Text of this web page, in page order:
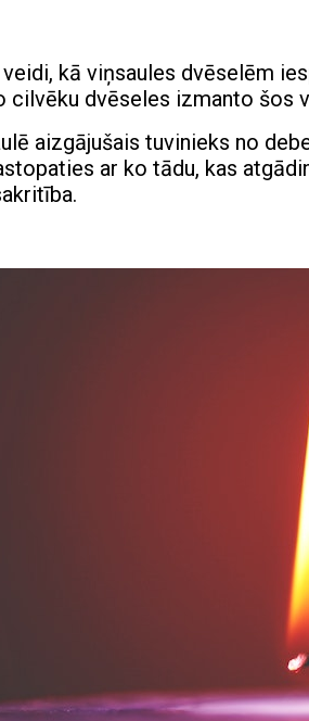
kā viņsaules dvēselēm
cilvēku dvēseles izmanto šos
aizgājušais tuvinieks no
ar ko tādu, kas